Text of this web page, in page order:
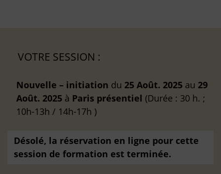
VOTRE SESSION :
Nouvelle – initiation du 25 Août. 2025 au 29
Août. 2025 à Paris présentiel (Durée : 30 h. ;
10h-13h / 14h-17h )
Désolé, la réservation en ligne pour cette
session de formation est terminée.